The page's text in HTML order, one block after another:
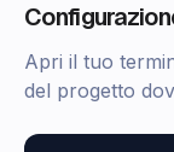
Apri il tuo
del progetto